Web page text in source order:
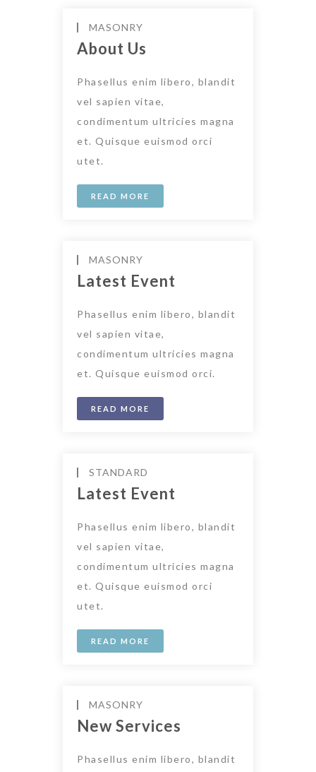
MASONRY
About Us
Phasellus enim libero, blandit
vel sapien vitae,
condimentum ultricies magna
et. Quisque euismod orci
utet.
READ MORE
MASONRY
Latest Event
Phasellus enim libero, blandit
vel sapien vitae,
condimentum ultricies magna
et. Quisque euismod orci.
READ MORE
STANDARD
Latest Event
Phasellus enim libero, blandit
vel sapien vitae,
condimentum ultricies magna
et. Quisque euismod orci
utet.
READ MORE
MASONRY
New Services
Phasellus enim libero, blandit